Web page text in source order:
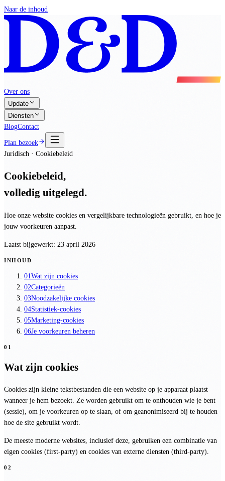
Naar de inhoud
Over ons
Update
Diensten
BlogContact
Plan bezoek
Juridisch · Cookiebeleid
Cookiebeleid,
volledig uitgelegd.
Hoe onze website cookies en vergelijkbare technologieën gebruikt, en hoe je
jouw voorkeuren aanpast.
Laatst bijgewerkt: 23 april 2026
INHOUD
01Wat zijn cookies
02Categorieën
03Noodzakelijke cookies
04Statistiek-cookies
05Marketing-cookies
06Je voorkeuren beheren
01
Wat zijn cookies
Cookies zijn kleine tekstbestanden die een website op je apparaat plaatst
wanneer je hem bezoekt. Ze worden gebruikt om te onthouden wie je bent
(sessie), om je voorkeuren op te slaan, of om geanonimiseerd bij te houden
hoe de site gebruikt wordt.
De meeste moderne websites, inclusief deze, gebruiken een combinatie van
eigen cookies (first-party) en cookies van externe diensten (third-party).
02